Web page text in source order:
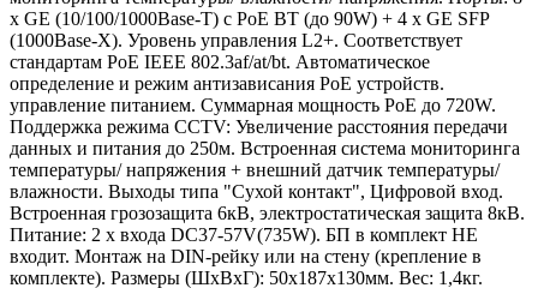
x GE (10/100/1000Base-T) с PoE BT (до 90W) + 4 x GE SFP
(1000Base-X). Уровень управления L2+. Соответствует
стандартам PoE IEEE 802.3af/at/bt. Автоматическое
определение и режим антизависания PoE устройств.
управление питанием. Суммарная мощность PoE до 720W.
Поддержка режима CCTV: Увеличение расстояния передачи
данных и питания до 250м. Встроенная система мониторинга
температуры/ напряжения + внешний датчик температуры/
влажности. Выходы типа "Сухой контакт", Цифровой вход.
Встроенная грозозащита 6кВ, электростатическая защита 8кВ.
Питание: 2 x входа DC37-57V(735W). БП в комплект НЕ
входит. Монтаж на DIN-рейку или на стену (крепление в
комплекте). Размеры (ШхВхГ): 50х187х130мм. Вес: 1,4кг.